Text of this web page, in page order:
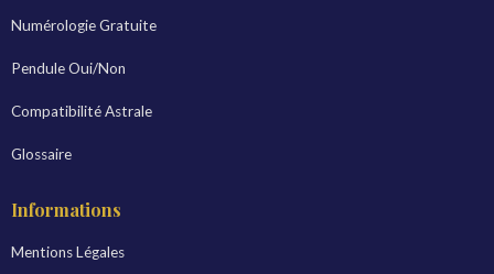
Numérologie Gratuite
Pendule Oui/Non
Compatibilité Astrale
Glossaire
Informations
Mentions Légales